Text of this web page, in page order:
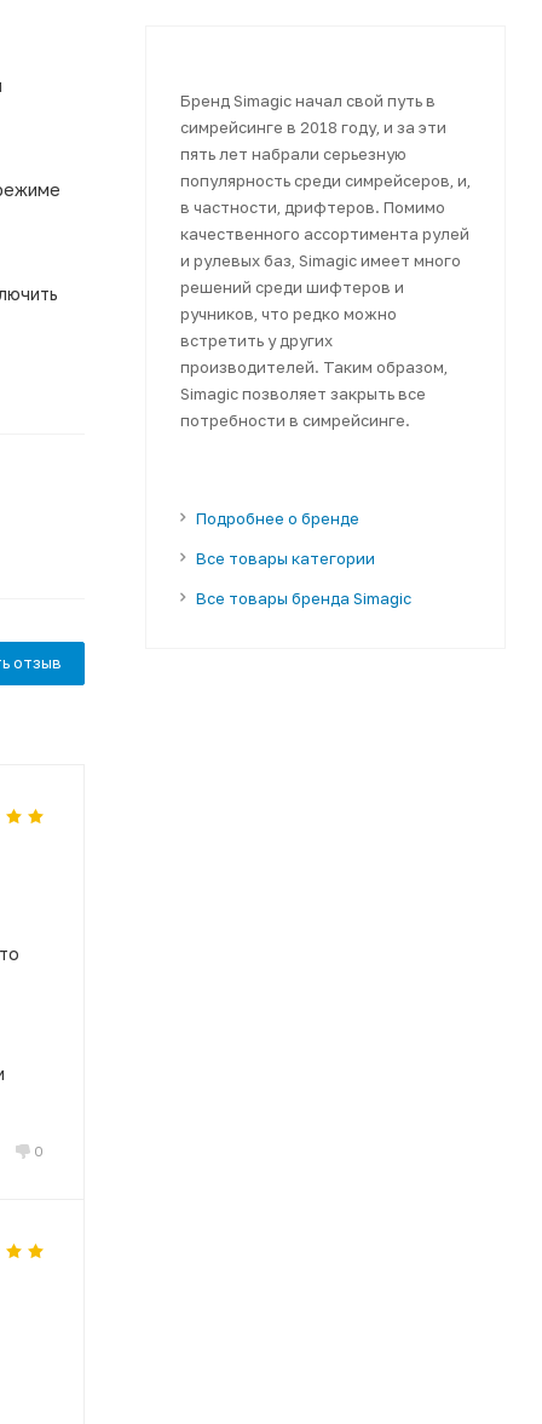
отзыв
0
Бренд Simagic начал свой путь в
симрейсинге в 2018 году, и за эти
пять лет набрали серьезную
популярность среди симрейсеров, и,
в частности, дрифтеров. Помимо
качественного ассортимента рулей
и рулевых баз, Simagic имеет много
решений среди шифтеров и
ручников, что редко можно
встретить у других
производителей. Таким образом,
Simagic позволяет закрыть все
потребности в симрейсинге.
Подробнее о бренде
Все товары категории
Все товары бренда Simagic